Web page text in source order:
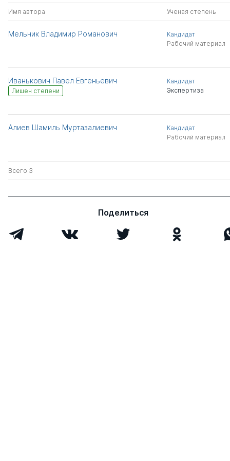
Имя автора Ученая степень
Мельник Владимир Романович
Кандидат
Рабочий материал
Иванькович Павел Евгеньевич
Лишен степени
Кандидат
Экспертиза
Алиев Шамиль Муртазалиевич
Кандидат
Рабочий материал
Всего 3
Поделиться